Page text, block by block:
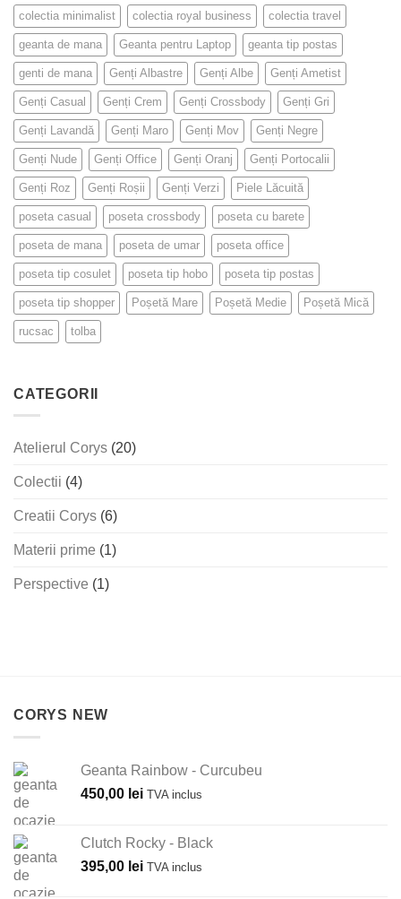
colectia minimalist colectia royal business colectia travel
geanta de mana Geanta pentru Laptop geanta tip postas
genti de mana Genți Albastre Genți Albe Genți Ametist
Genți Casual Genți Crem Genți Crossbody Genți Gri
Genți Lavandă Genți Maro Genți Mov Genți Negre
Genți Nude Genți Office Genți Oranj Genți Portocalii
Genți Roz Genți Roșii Genți Verzi Piele Lăcuită
poseta casual poseta crossbody poseta cu barete
poseta de mana poseta de umar poseta office
poseta tip cosulet poseta tip hobo poseta tip postas
poseta tip shopper Poșetă Mare Poșetă Medie Poșetă Mică
rucsac tolba
CATEGORII
Atelierul Corys (20)
Colectii (4)
Creatii Corys (6)
Materii prime (1)
Perspective (1)
CORYS NEW
Geanta Rainbow - Curcubeu
450,00 lei TVA inclus
Clutch Rocky - Black
395,00 lei TVA inclus